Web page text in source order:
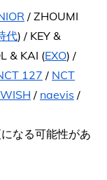
/ ZHOUMI
代) / KEY &
& KAI (EXO) /
127 / NCT
/ naevis /
なる可能性があ